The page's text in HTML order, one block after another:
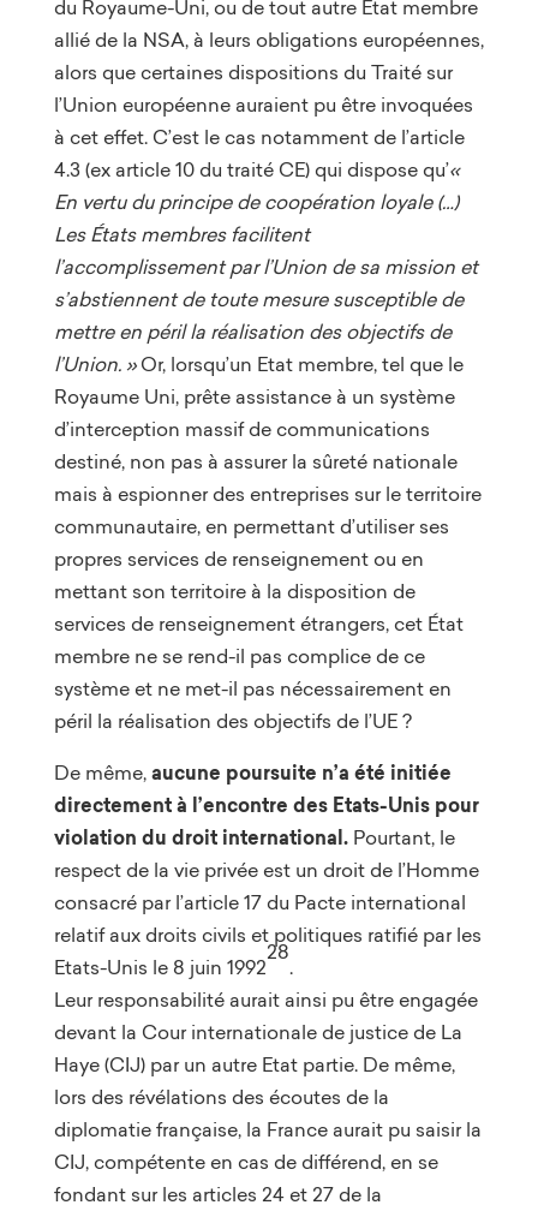
du Royaume-Uni, ou de tout autre État membre
allié de la NSA, à leurs obligations européennes,
alors que certaines dispositions du Traité sur
l’Union européenne auraient pu être invoquées
à cet effet. C’est le cas notamment de l’article
4.3 (ex article 10 du traité CE) qui dispose qu’«
En vertu du principe de coopération loyale (…)
Les États membres facilitent
l’accomplissement par l’Union de sa mission et
s’abstiennent de toute mesure susceptible de
mettre en péril la réalisation des objectifs de
l’Union. »Or, lorsqu’un Etat membre, tel que le
Royaume Uni, prête assistance à un système
d’interception massif de communications
destiné, non pas à assurer la sûreté nationale
mais à espionner des entreprises sur le territoire
communautaire, en permettant d’utiliser ses
propres services de renseignement ou en
mettant son territoire à la disposition de
services de renseignement étrangers, cet État
membre ne se rend-il pas complice de ce
système et ne met-il pas nécessairement en
péril la réalisation des objectifs de l’UE ?
De même,aucune poursuite n’a été initiée
directement à l’encontre des Etats-Unis pour
violation du droit international.Pourtant, le
respect de la vie privée est un droit de l’Homme
consacré par l’article 17 du Pacte international
relatif aux droits civils et politiques ratifié par les
Etats-Unis le 8 juin 1992
28
.
Leur responsabilité aurait ainsi pu être engagée
devant la Cour internationale de justice de La
Haye (CIJ) par un autre Etat partie. De même,
lors des révélations des écoutes de la
diplomatie française, la France aurait pu saisir la
CIJ, compétente en cas de différend, en se
fondant sur les articles 24 et 27 de la